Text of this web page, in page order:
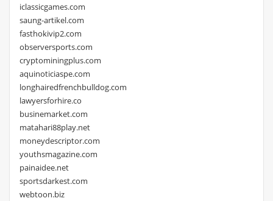
iclassicgames.com
saung-artikel.com
fasthokivip2.com
observersports.com
cryptominingplus.com
aquinoticiaspe.com
longhairedfrenchbulldog.com
lawyersforhire.co
businemarket.com
matahari88play.net
moneydescriptor.com
youthsmagazine.com
painaidee.net
sportsdarkest.com
webtoon.biz